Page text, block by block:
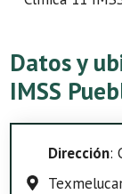
Datos y
IMSS
Dirección: